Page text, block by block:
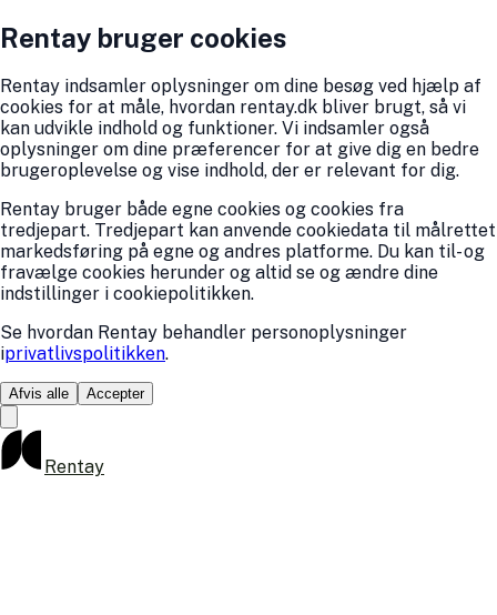
Rentay bruger cookies
Rentay indsamler oplysninger om dine besøg ved hjælp af
cookies for at måle, hvordan rentay.dk bliver brugt, så vi
kan udvikle indhold og funktioner. Vi indsamler også
oplysninger om dine præferencer for at give dig en bedre
brugeroplevelse og vise indhold, der er relevant for dig.
Rentay bruger både egne cookies og cookies fra
tredjepart. Tredjepart kan anvende cookiedata til målrettet
markedsføring på egne og andres platforme. Du kan til- og
fravælge cookies herunder og altid se og ændre dine
indstillinger i cookiepolitikken.
Se hvordan Rentay behandler personoplysninger
iprivatlivspolitikken.
Afvis alle Accepter
Rentay